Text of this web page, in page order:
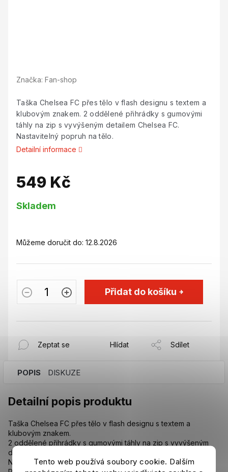
Tento web používá soubory cookie. Dalším
Značka: Fan-shop
Taška Chelsea FC přes tělo v flash designu s textem a
klubovým znakem. 2 oddělené přihrádky s gumovými
táhly na zip s vyvýšeným detailem Chelsea FC.
Nastavitelný popruh na tělo.
Detailní informace
549 Kč
cena:
Skladem
Můžeme doručit do: 12.8.2026
Přidat do košíku
Zeptat se Hlídat Sdílet
POPIS DISKUZE
Detailní popis produktu
Taška Chelsea FC přes tělo v flash designu s textem a
klubovým znakem.
2 oddělené přihrádky s gumovými táhly na zip s vyvýšeným
detailem Chelsea FC.
Nastavitelný popruh na tělo.